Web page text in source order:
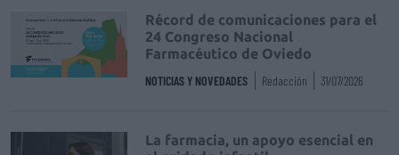
Récord de comunicaciones para el
24 Congreso Nacional
Farmacéutico de Oviedo
NOTICIAS Y NOVEDADES Redacción 31/07/2026
La farmacia, un apoyo esencial en